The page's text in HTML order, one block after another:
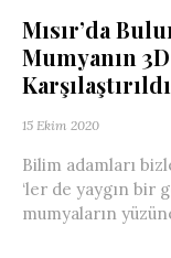
Mısır’da
Mumyanın
15 Ekim 2020
Bilim adamları
‘ler de yaygın bir
mumyaların